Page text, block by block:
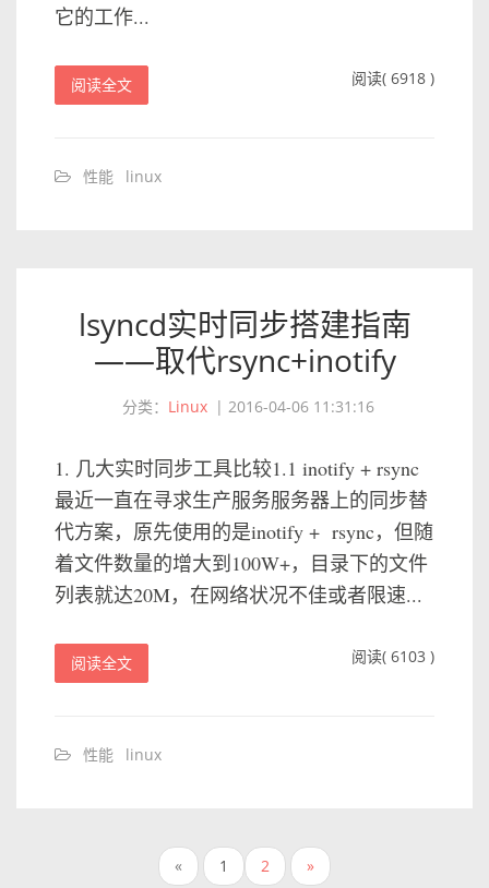
它的工作...
阅读全文 阅读( 6918 )
性能 linux
lsyncd实时同步搭建指南
——取代rsync+inotify
分类： Linux | 2016-04-06 11:31:16
1. 几大实时同步工具比较1.1 inotify + rsync
最近一直在寻求生产服务服务器上的同步替
代方案，原先使用的是inotify + rsync，但随
着文件数量的增大到100W+，目录下的文件
列表就达20M，在网络状况不佳或者限速...
阅读全文 阅读( 6103 )
性能 linux
« 1 2 »